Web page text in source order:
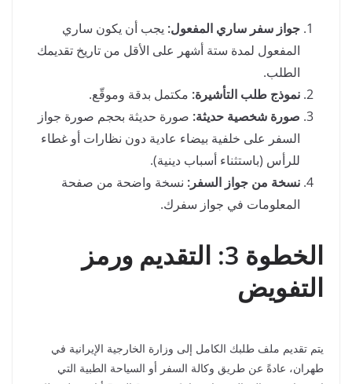
جواز سفر ساري المفعول: يجب أن يكون ساري
المفعول لمدة ستة أشهر على الأقل من تاريخ تقديمك
الطلب.
نموذج طلب التأشيرة: مكتمل بدقة وموقّع.
صورة شخصية حديثة: صورة حديثة بحجم صورة جواز
السفر على خلفية بيضاء عادية دون نظارات أو غطاء
للرأس (باستثناء أسباب دينية).
نسخة من جواز السفر: نسخة واضحة من صفحة
المعلومات في جواز سفرك.
الخطوة 3: التقديم ورمز
التفويض
يتم تقديم ملف طلبك الكامل إلى وزارة الخارجية الإيرانية في
طهران، عادةً عن طريق وكالة السفر أو السياحة الطبية التي